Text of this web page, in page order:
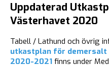
Uppdaterad
Västerhavet 2020
Tabell / Lathund och övrig
utkastplan för
2020-2021 finns under